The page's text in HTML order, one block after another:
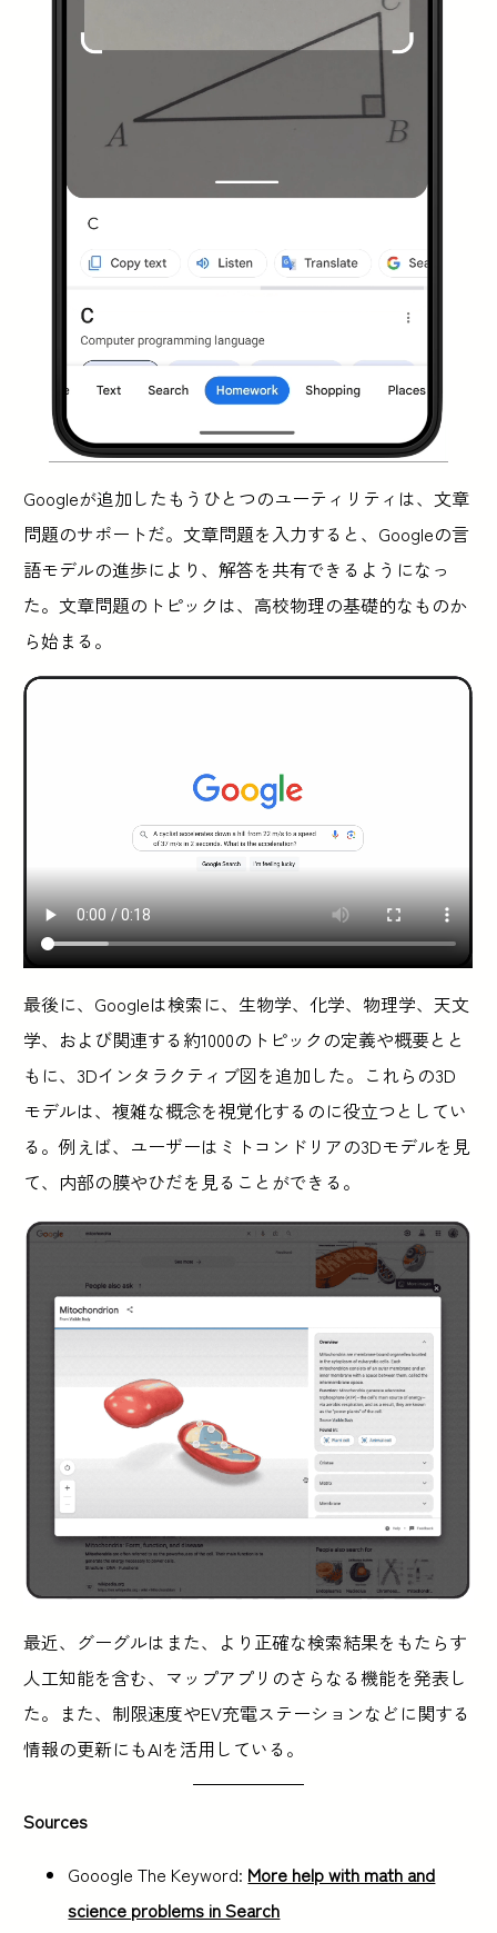
Googleが追加したもうひとつのユーティリティは、文章
問題のサポートだ。文章問題を入力すると、Googleの言
語モデルの進歩により、解答を共有できるようになっ
た。文章問題のトピックは、高校物理の基礎的なものか
ら始まる。
最後に、Googleは検索に、生物学、化学、物理学、天文
学、および関連する約1000のトピックの定義や概要とと
もに、3Dインタラクティブ図を追加した。これらの3D
モデルは、複雑な概念を視覚化するのに役立つとしてい
る。例えば、ユーザーはミトコンドリアの3Dモデルを見
て、内部の膜やひだを見ることができる。
最近、グーグルはまた、より正確な検索結果をもたらす
人工知能を含む、マップアプリのさらなる機能を発表し
た。また、制限速度やEV充電ステーションなどに関する
情報の更新にもAIを活用している。
Sources
Gooogle The Keyword: More help with math and
science problems in Search